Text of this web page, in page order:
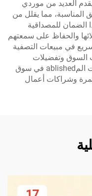
العديد من موردي
المناسبة، مما يقلل من
الضمان للمصداقية
والحفاظ على سمعتهم
في مبيعات التصفية
السوق وتفضيلات
المستهلكين. وأخيرًا، الشبكات والعلاقات المablished في سوق
وشراكات أعمال